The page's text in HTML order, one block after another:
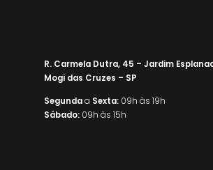
R. Carmela Dutra, 45 – Jardim
Mogi das Cruzes – SP
Segundaa Sexta:09h às 19h
Sábado:09h às 15h